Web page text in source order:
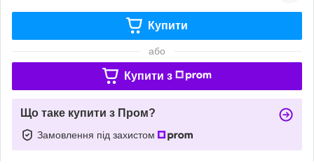
Купити
або
Купити з
Що таке купити з Пром?
Замовлення під захистом